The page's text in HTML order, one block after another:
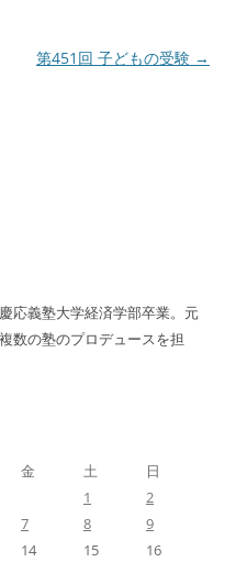
第451回 子どもの受験 →
応義塾大学経済学部卒業。元
数の塾のプロデュースを担
金 土
日
1
2
7 8
9
14 15
16